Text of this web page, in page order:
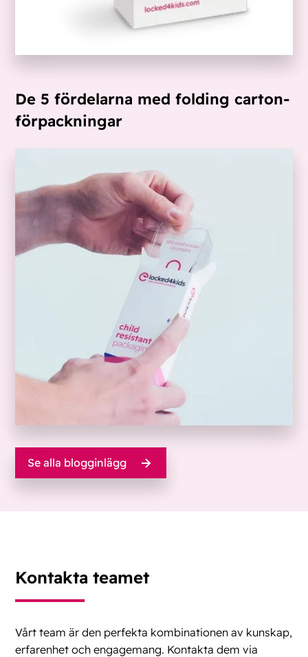
De 5 fördelarna med folding carton-
förpackningar
Se alla blogginlägg
Kontakta teamet
Vårt team är den perfekta kombinationen av kunskap,
erfarenhet och engagemang. Kontakta dem via